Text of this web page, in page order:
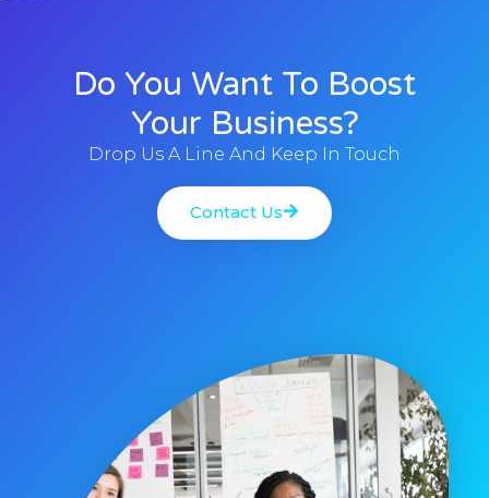
Do You Want To Boost
Your Business?
Drop Us A Line And Keep In Touch
Contact Us